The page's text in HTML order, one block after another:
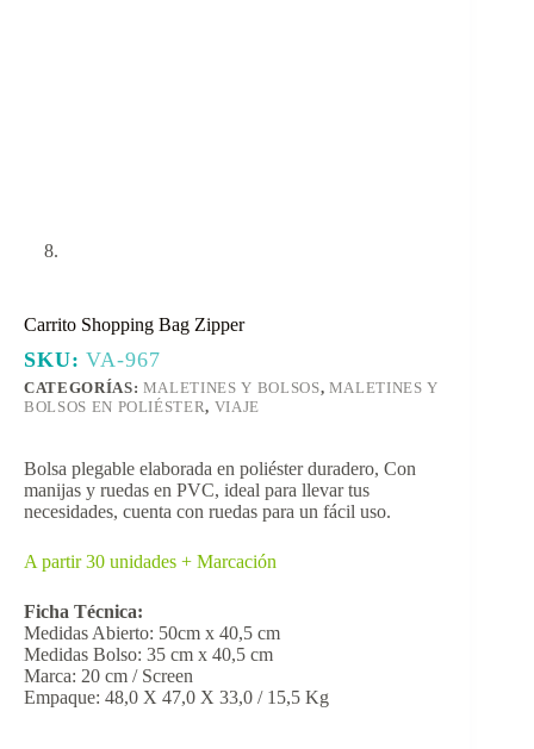
Carrito Shopping Bag Zipper
SKU:VA-967
CATEGORÍAS: MALETINES Y BOLSOS, MALETINES Y
BOLSOS EN POLIÉSTER, VIAJE
Bolsa plegable elaborada en poliéster duradero, Con
manijas y ruedas en PVC, ideal para llevar tus
necesidades, cuenta con ruedas para un fácil uso.
A partir 30 unidades + Marcación
Ficha Técnica:
Medidas Abierto: 50cm x 40,5 cm
Medidas Bolso: 35 cm x 40,5 cm
Marca: 20 cm / Screen
Empaque: 48,0 X 47,0 X 33,0 / 15,5 Kg